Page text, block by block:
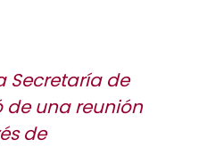
Secretaría de
de una reunión
de